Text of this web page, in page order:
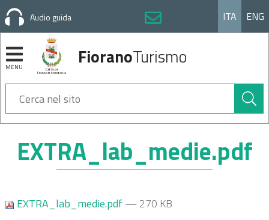
Audio guida ITA ENG
MENU FioranoTurismo
Cerca
nel
sito
EXTRA_lab_medie.pdf
EXTRA_lab_medie.pdf— 270 KB